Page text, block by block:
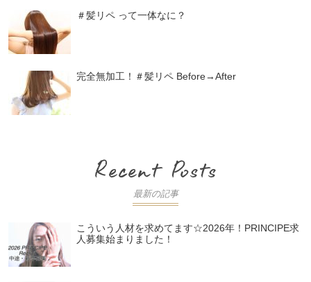
＃髪リペ って一体なに？
完全無加工！＃髪リペ Before→After
最新の記事
こういう人材を求めてます☆2026年！PRINCIPE求
人募集始まりました！